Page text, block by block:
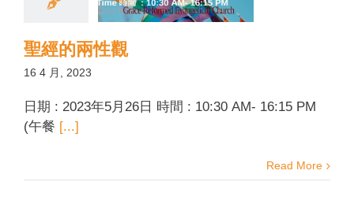
聖經的兩性觀
16 4 月, 2023
日期 : 2023年5月26日 時間 : 10:30 AM- 16:15 PM
(午餐 [...]
Read More